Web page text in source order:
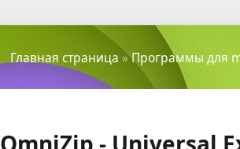
Главная страница »Программы для